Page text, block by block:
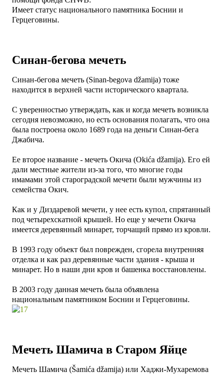
Имеет статус национального памятника Боснии и
Герцеговины.
Синан-бегова мечеть
Синан-бегова мечеть (Sinan-begova džamija) тоже
находится в верхней части исторического квартала.
С уверенностью утверждать, как и когда мечеть возникла
сегодня невозможно, но есть основания полагать, что она
была построена около 1689 года на деньги Синан-бега
Джабича.
Ее второе название - мечеть Окича (Okića džamija). Его ей
дали местные жители из-за того, что многие годы
имамами этой староградской мечети были мужчины из
семейства Окич.
Как и у Диздаревой мечети, у нее есть купол, спрятанный
под четырехскатной крышей. Но еще у мечети Окича
имеется деревянный минарет, торчащий прямо из кровли.
В 1993 году объект был поврежден, сгорела внутренняя
отделка и как раз деревянные части здания - крыша и
минарет. Но в наши дни кров и башенка восстановлены.
В 2003 году данная мечеть была объявлена
национальным памятником Боснии и Герцеговины.
Мечеть Шамича в Старом Яйце
Мечеть Шамича (Šamića džamija) или Хаджи-Мухаремова